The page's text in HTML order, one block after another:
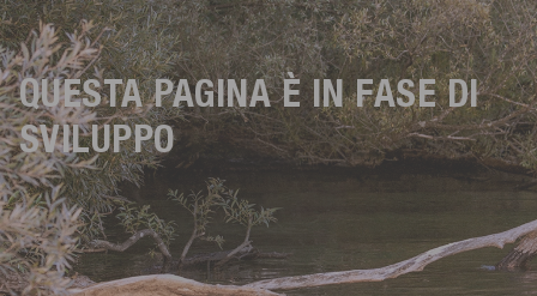
QUESTA PAGINA È IN FASE DI
SVILUPPO